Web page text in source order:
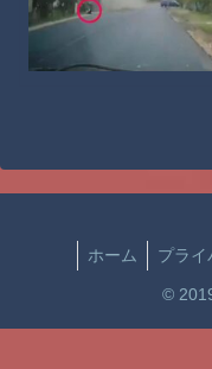
ホーム プライ
©